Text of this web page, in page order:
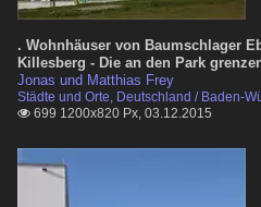
. Wohnhäuser von Baumschlager
Killesberg - Die an den Park
Jonas und Matthias Frey
Städte und Orte, Deutschland / Baden-
 699 1200x820 Px, 03.12.2015